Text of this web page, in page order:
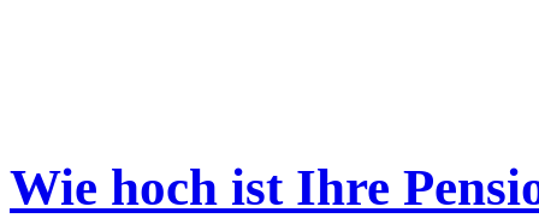
Wie hoch ist Ihre